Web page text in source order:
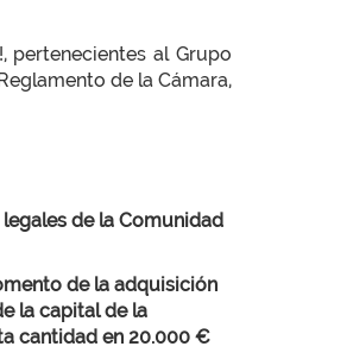
pertenecientes al Grupo
de la Cámara,
de la Comunidad
de la adquisición
la capital de la
cantidad en 20.000 €